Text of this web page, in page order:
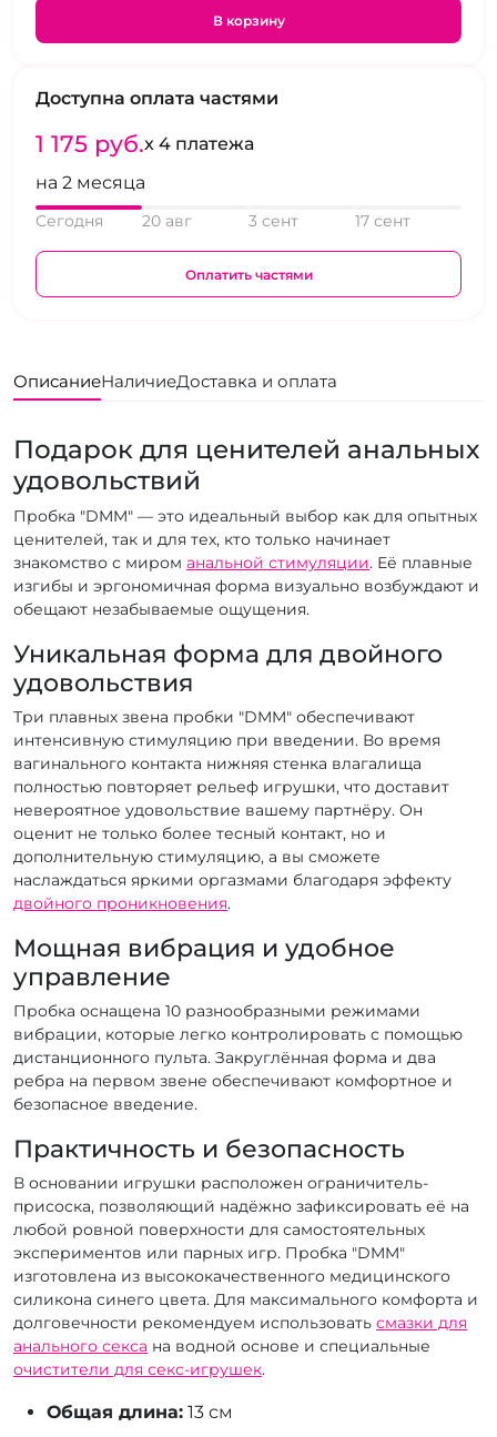
В корзину
Доступна оплата частями
1 175 pуб.x 4 платежа
на 2 месяца
Сегодня 20 авг 3 сент 17 сент
Оплатить частями
ОписаниеНаличиеДоставка и оплата
Подарок для ценителей анальных
удовольствий
Пробка "DMM" — это идеальный выбор как для опытных
ценителей, так и для тех, кто только начинает
знакомство с миром анальной стимуляции. Её плавные
изгибы и эргономичная форма визуально возбуждают и
обещают незабываемые ощущения.
Уникальная форма для двойного
удовольствия
Три плавных звена пробки "DMM" обеспечивают
интенсивную стимуляцию при введении. Во время
вагинального контакта нижняя стенка влагалища
полностью повторяет рельеф игрушки, что доставит
невероятное удовольствие вашему партнёру. Он
оценит не только более тесный контакт, но и
дополнительную стимуляцию, а вы сможете
наслаждаться яркими оргазмами благодаря эффекту
двойного проникновения.
Мощная вибрация и удобное
управление
Пробка оснащена 10 разнообразными режимами
вибрации, которые легко контролировать с помощью
дистанционного пульта. Закруглённая форма и два
ребра на первом звене обеспечивают комфортное и
безопасное введение.
Практичность и безопасность
В основании игрушки расположен ограничитель-
присоска, позволяющий надёжно зафиксировать её на
любой ровной поверхности для самостоятельных
экспериментов или парных игр. Пробка "DMM"
изготовлена из высококачественного медицинского
силикона синего цвета. Для максимального комфорта и
долговечности рекомендуем использовать смазки для
анального секса на водной основе и специальные
очистители для секс-игрушек.
Общая длина: 13 см